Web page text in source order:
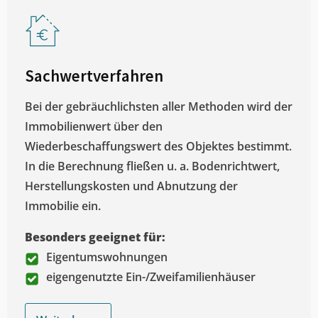
Sachwertverfahren
Bei der gebräuchlichsten aller Methoden wird der
Immobilienwert über den
Wiederbeschaffungswert des Objektes bestimmt.
In die Berechnung fließen u. a. Bodenrichtwert,
Herstellungskosten und Abnutzung der
Immobilie ein.
Besonders geeignet für:
Eigentumswohnungen
eigengenutzte Ein-/Zweifamilienhäuser